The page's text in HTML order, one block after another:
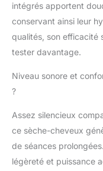
intégrés apportent
conservant ainsi leur
qualités, son efficacité
tester davantage.
Niveau sonore et
?
Assez silencieux
ce sèche-cheveux
de séances
légèreté et puissance